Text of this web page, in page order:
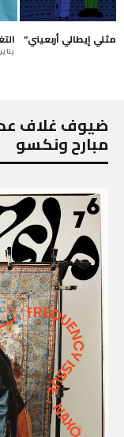
8 يناير,
“الاغتراب مش الجنة” مقابلة مع مثلي إيطالي أربعيني
مبارح ونكسو